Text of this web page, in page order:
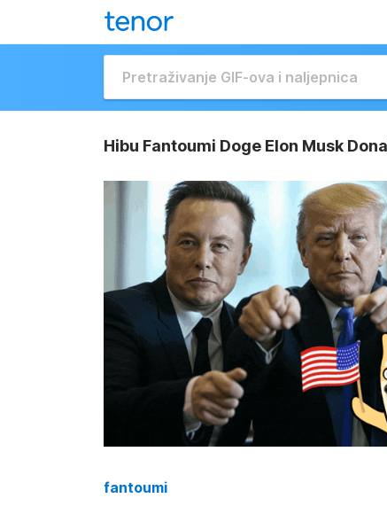
Hibu Fantoumi Doge Elon Musk
fantoumi